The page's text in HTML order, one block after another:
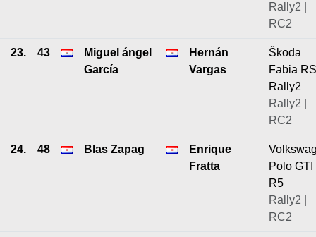
Rally2 |
RC2
23. 43
Miguel ángel
García
Hernán
Vargas
Škoda
Fabia RS
Rally2
Rally2 |
RC2
24. 48 Blas Zapag
Enrique
Fratta
Polo GTI
R5
Rally2 |
RC2